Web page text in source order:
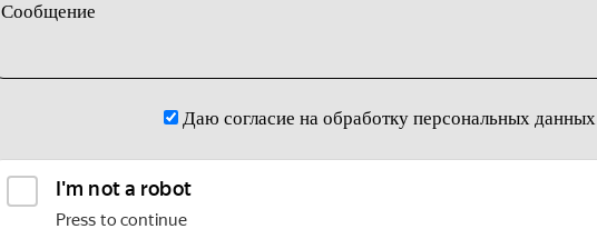
Сообщение
Даю согласие на обработку персональных данных